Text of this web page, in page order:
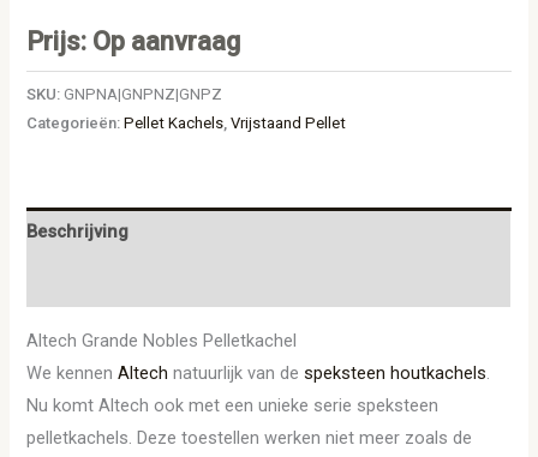
Prijs: Op aanvraag
SKU: GNPNA|GNPNZ|GNPZ
Categorieën:Pellet Kachels ,Vrijstaand Pellet
Beschrijving
Altech Grande Nobles Pelletkachel
We kennenAltech natuurlijk van despeksteen houtkachels.
Nu komt Altech ook met een unieke serie speksteen
pelletkachels. Deze toestellen werken niet meer zoals de